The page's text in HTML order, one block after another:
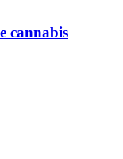
cannabis